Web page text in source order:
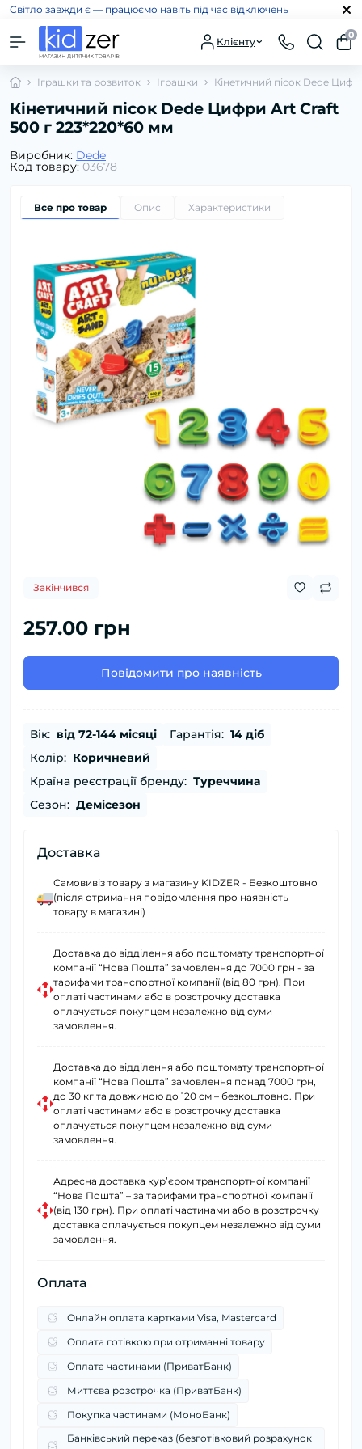
Світло завжди є — працюємо навіть під час відключень
Клієнту
0
Іграшки та розвиток Іграшки Кінетичний пісок Dede
Кінетичний пісок Dede Цифри Art Craft
500 г 223*220*60 мм
Виробник: Dede
Код товару: 03678
Все про товар Опис Характеристики
Закінчився
257.00 грн
Повідомити про наявність
Вік: від 72-144 місяці Гарантія: 14 діб
Колір: Коричневий
Країна реєстрації бренду: Туреччина
Сезон: Демісезон
Доставка
Самовивіз товару з магазину KIDZER - Безкоштовно
(після отримання повідомлення про наявність
товару в магазині)
Доставка до відділення або поштомату транспортної
компанії “Нова Пошта” замовлення до 7000 грн - за
тарифами транспортної компанії (від 80 грн). При
оплаті частинами або в розстрочку доставка
оплачується покупцем незалежно від суми
замовлення.
Доставка до відділення або поштомату транспортної
компанії “Нова Пошта” замовлення понад 7000 грн,
до 30 кг та довжиною до 120 см – безкоштовно. При
оплаті частинами або в розстрочку доставка
оплачується покупцем незалежно від суми
замовлення.
Адресна доставка курʼєром транспортної компанії
“Нова Пошта” – за тарифами транспортної компанії
(від 130 грн). При оплаті частинами або в розстрочку
доставка оплачується покупцем незалежно від суми
замовлення.
Оплата
Онлайн оплата картками Visa, Mastercard
Оплата готівкою при отриманні товару
Оплата частинами (ПриватБанк)
Миттєва розстрочка (ПриватБанк)
Покупка частинами (МоноБанк)
Банківський переказ (безготівковий розрахунок